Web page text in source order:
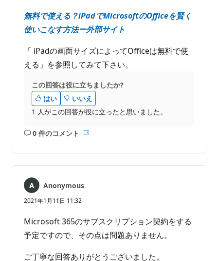
無料で使える？iPadでMicrosoftのOfficeを賢く
使いこなす方法ー外部サイト
「 iPadの画面サイズによってOfficeは無料で使
える」を参照してみて下さい。
この回答は役に立ちましたか?
はい
いいえ
1 人がこの回答が役に立ったと思いました。
0 件のコメント
コ
ト
あ
り
せ
ん
ト
Anonymous
2021年1月11日 11:32
Microsoft 365のサブスクリプション契約をする
予定ですので、その点は問題ありません。
ご丁寧な回答ありがとうございました。